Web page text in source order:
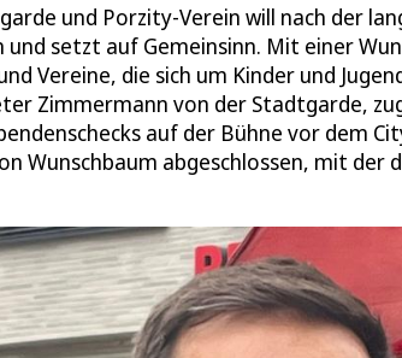
und Porzity-Verein will nach der
und setzt auf Gemeinsinn. Mit einer
Vereine, die sich um Kinder und
Zimmermann von der Stadtgarde,
auf der Bühne vor dem
Wunschbaum abgeschlossen, mit